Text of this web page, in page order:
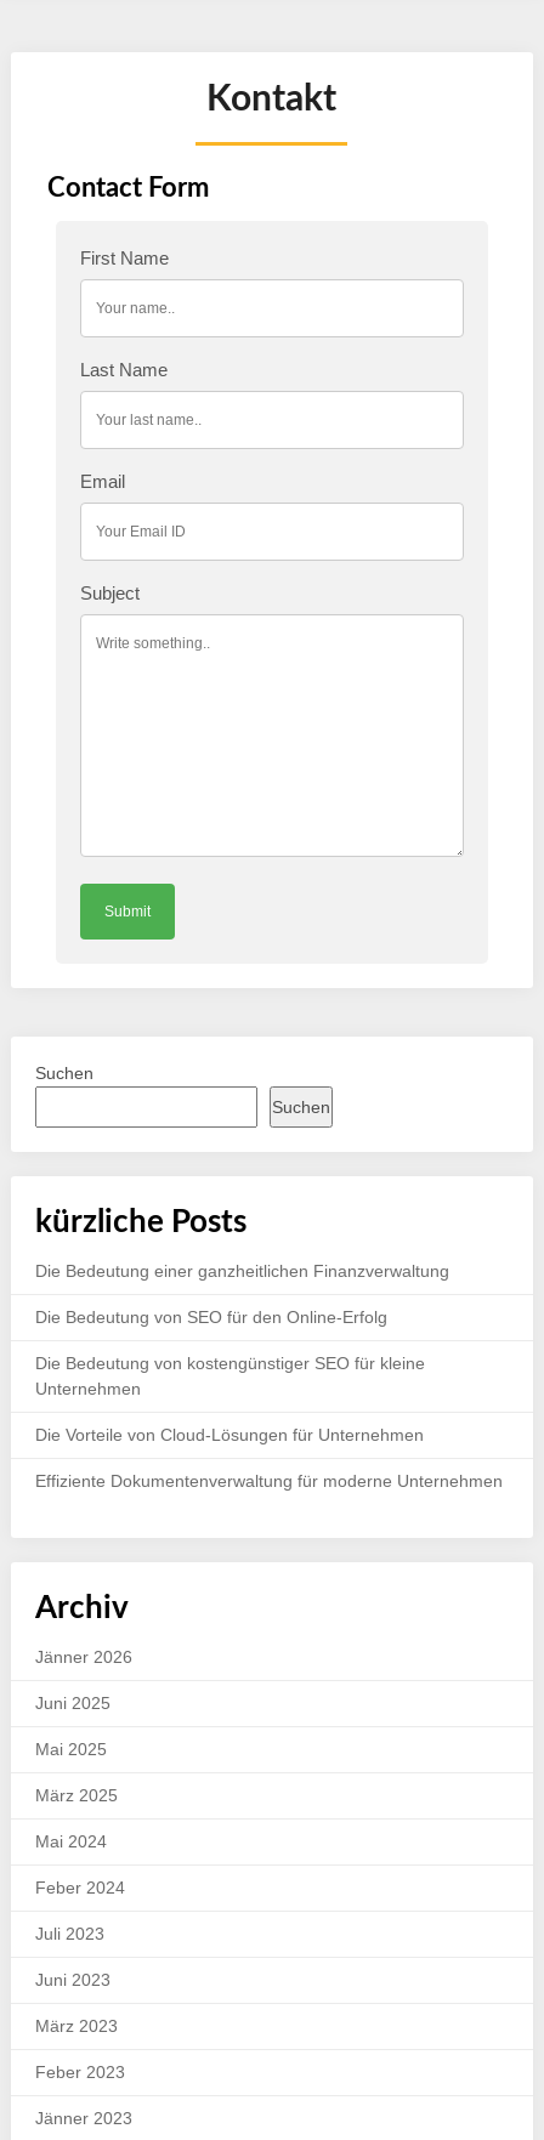
Kontakt
Contact Form
First Name
Last Name
Email
Subject
Suchen
Suchen
kürzliche Posts
Die Bedeutung einer ganzheitlichen Finanzverwaltung
Die Bedeutung von SEO für den Online-Erfolg
Die Bedeutung von kostengünstiger SEO für kleine
Unternehmen
Die Vorteile von Cloud-Lösungen für Unternehmen
Effiziente Dokumentenverwaltung für moderne Unternehmen
Archiv
Jänner 2026
Juni 2025
Mai 2025
März 2025
Mai 2024
Feber 2024
Juli 2023
Juni 2023
März 2023
Feber 2023
Jänner 2023